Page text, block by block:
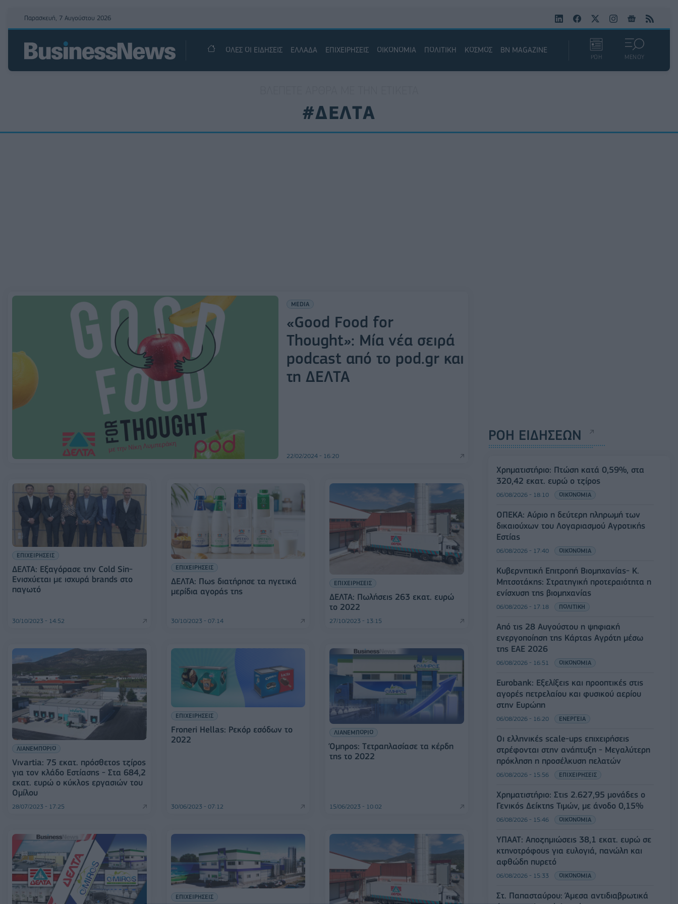
Παρασκευή, 7 Αυγούστου 2026
ΟΛΕΣ ΟΙ ΕΙΔΗΣΕΙΣ ΕΛΛΑΔΑ ΕΠΙΧΕΙΡΗΣΕΙΣ ΟΙΚΟΝΟΜΙΑ ΠΟΛΙΤΙΚΗ ΚΟΣΜΟΣ BN MAGAZINE
ΡΟΗ ΜΕΝΟΥ
#ΔΕΛΤΑ
MEDIA
«Good Food for
Thought»: Μία νέα σειρά
podcast από τo pod.gr και
τη ΔΕΛΤΑ
22/02/2024 - 16:20
ΕΠΙΧΕΙΡΗΣΕΙΣ
ΔΕΛΤΑ: Εξαγόρασε την Cold Sin-
Ενισχύεται με ισχυρά brands στο
παγωτό
30/10/2023 - 14:52
ΕΠΙΧΕΙΡΗΣΕΙΣ
ΔΕΛΤΑ: Πως διατήρησε τα ηγετικά
μερίδια αγοράς της
30/10/2023 - 07:14
ΕΠΙΧΕΙΡΗΣΕΙΣ
ΔΕΛΤΑ: Πωλήσεις 263 εκατ. ευρώ
το 2022
27/10/2023 - 13:15
ΛΙΑΝΕΜΠΟΡΙΟ
Vιvartia: 75 εκατ. πρόσθετος τζίρος
για τον κλάδο Εστίασης - Στα 684,2
εκατ. ευρώ ο κύκλος εργασιών του
Ομίλου
28/07/2023 - 17:25
ΕΠΙΧΕΙΡΗΣΕΙΣ
Froneri Hellas: Ρεκόρ εσόδων το
2022
30/06/2023 - 07:12
ΛΙΑΝΕΜΠΟΡΙΟ
Όμηρος: Tετραπλασίασε τα κέρδη
της το 2022
15/06/2023 - 10:02
ΕΠΙΧΕΙΡΗΣΕΙΣ
ΡΟΗ ΕΙΔΗΣΕΩΝ
Χρηματιστήριο: Πτώση κατά 0,59%, στα
320,42 εκατ. ευρώ ο τζίρος
06/08/2026 - 18:10 ΟΙΚΟΝΟΜΙΑ
ΟΠΕΚΑ: Αύριο η δεύτερη πληρωμή των
δικαιούχων του Λογαριασμού Αγροτικής
Εστίας
06/08/2026 - 17:40 ΟΙΚΟΝΟΜΙΑ
Κυβερνητική Επιτροπή Βιομηχανίας- Κ.
Μητσοτάκης: Στρατηγική προτεραιότητα η
ενίσχυση της βιομηχανίας
06/08/2026 - 17:18 ΠΟΛΙΤΙΚΗ
Από τις 28 Αυγούστου η ψηφιακή
ενεργοποίηση της Κάρτας Αγρότη μέσω
της ΕΑΕ 2026
06/08/2026 - 16:51 ΟΙΚΟΝΟΜΙΑ
Eurobank: Εξελίξεις και προοπτικές στις
αγορές πετρελαίου και φυσικού αερίου
στην Ευρώπη
06/08/2026 - 16:20 ΕΝΕΡΓΕΙΑ
Οι ελληνικές scale-ups επιχειρήσεις
στρέφονται στην ανάπτυξη - Μεγαλύτερη
πρόκληση η προσέλκυση πελατών
06/08/2026 - 15:56 ΕΠΙΧΕΙΡΗΣΕΙΣ
Χρηματιστήριο: Στις 2.627,95 μονάδες ο
Γενικός Δείκτης Τιμών, με άνοδο 0,15%
06/08/2026 - 15:46 ΟΙΚΟΝΟΜΙΑ
ΥΠΑΑΤ: Αποζημιώσεις 38,1 εκατ. ευρώ σε
κτηνοτρόφους για ευλογιά, πανώλη και
αφθώδη πυρετό
06/08/2026 - 15:33 ΟΙΚΟΝΟΜΙΑ
Στ. Παπασταύρου: Άμεσα αντιδιαβρωτικά